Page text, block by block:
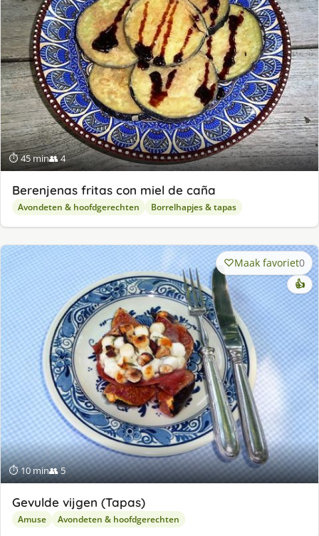
⏱ 45 min👥 4
Berenjenas fritas con miel de caña
Avondeten & hoofdgerechten Borrelhapjes & tapas
⏱ 10 min👥 5
Maak favoriet0
👍
Gevulde vijgen (Tapas)
Amuse Avondeten & hoofdgerechten